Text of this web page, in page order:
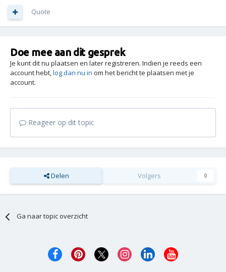
Quote
Doe mee aan dit gesprek
Je kunt dit nu plaatsen en later registreren. Indien je reeds een
account hebt,log dan nu in om het bericht te plaatsen met je
account.
Reageer op dit topic
Delen Volgers 0
Ga naar topic overzicht